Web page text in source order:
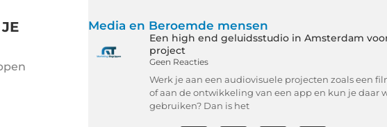
Media en Beroemde mensen
Een high end geluidsstudio in Amsterdam
project
Geen Reacties
Werk je aan een audiovisuele projecten zoals een
of aan de ontwikkeling van een app en kun je daar
gebruiken? Dan is het